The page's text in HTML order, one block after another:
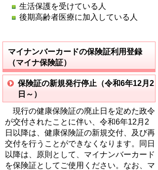
生活保護を受けている人
後期高齢者医療に加入している人
マイナンバーカードの保険証利用登録
（マイナ保険証）
保険証の新規発行停止（令和6年12月2
日～）
現行の健康保険証の廃止日を定めた政令
が交付されたことに伴い、令和6年12月2
日以降は、健康保険証の新規交付、及び再
交付を行うことができなくなります。同日
以降は、原則として、マイナンバーカード
を保険証としてご使用ください。なお、マ